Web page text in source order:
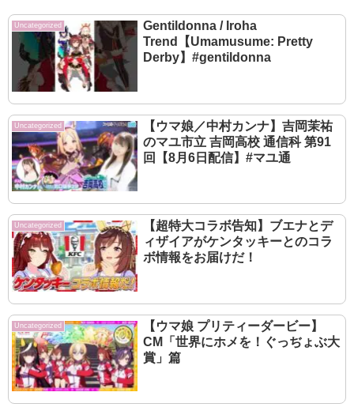
Uncategorized
Gentildonna / Iroha
Trend【Umamusume: Pretty
Derby】#gentildonna
Uncategorized
【ウマ娘／中村カンナ】吉岡茉祐
のマユ市立 吉岡高校 通信科 第91
回【8月6日配信】#マユ通
Uncategorized
【超特大コラボ告知】ブエナとデ
ィザイアがケンタッキーとのコラ
ボ情報をお届けだ！
Uncategorized
【ウマ娘 プリティーダービー】
CM「世界にホメを！ぐっぢょぶ大
賞」篇